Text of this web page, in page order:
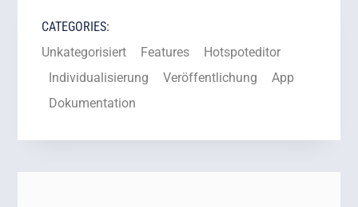
CATEGORIES:
Unkategorisiert
Features
Hotspoteditor
Individualisierung
Veröffentlichung
App
Dokumentation